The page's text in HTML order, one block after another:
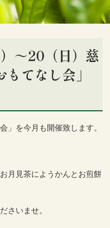
～20（日）慈
てなし会」
」を今月も開催致します。
月見茶にようかんとお煎餅
さいませ。